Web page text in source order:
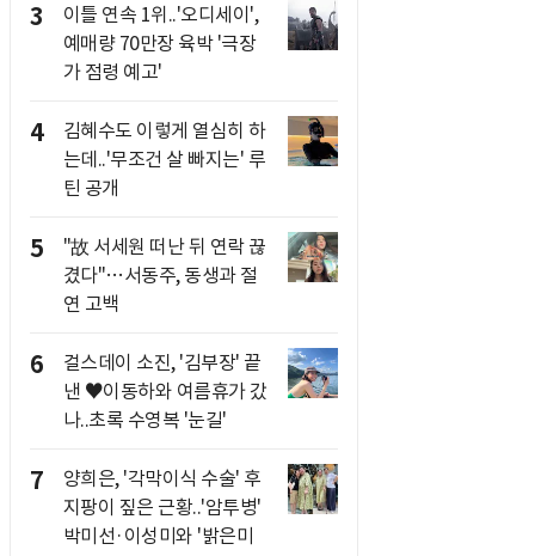
3
이틀 연속 1위..'오디세이',
예매량 70만장 육박 '극장
가 점령 예고'
4
김혜수도 이렇게 열심히 하
는데..'무조건 살 빠지는' 루
틴 공개
5
"故 서세원 떠난 뒤 연락 끊
겼다"…서동주, 동생과 절
연 고백
6
걸스데이 소진, '김부장' 끝
낸 ♥이동하와 여름휴가 갔
나..초록 수영복 '눈길'
7
양희은, '각막이식 수술' 후
지팡이 짚은 근황..'암투병'
박미선·이성미와 '밝은미